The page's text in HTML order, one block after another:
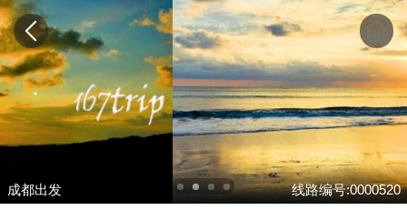
成都出发 线路编号:0000520